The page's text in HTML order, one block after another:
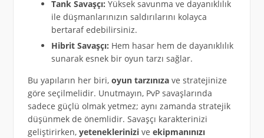
Tank Savaşçı: Yüksek savunma ve dayanıklılık
ile düşmanlarınızın saldırılarını kolayca
bertaraf edebilirsiniz.
Hibrit Savaşçı: Hem hasar hem de dayanıklılık
sunarak esnek bir oyun tarzı sağlar.
Bu yapıların her biri, oyun tarzınızave stratejinize
göre seçilmelidir. Unutmayın, PvP savaşlarında
sadece güçlü olmak yetmez; aynı zamanda stratejik
düşünmek de önemlidir. Savaşçı karakterinizi
geliştirirken, yeteneklerinizive ekipmanınızı